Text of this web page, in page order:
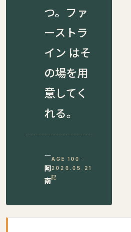
つ。ファ
ーストラ
イン はそ
の場を用
意してく
れる。
—
阿
南
AGE 100 ·
2026.05.21
記